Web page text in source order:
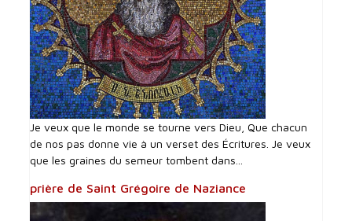
Je veux que le monde se tourne vers Dieu, Que chacun
de nos pas donne vie à un verset des Écritures. Je veux
que les graines du semeur tombent dans...
prière de Saint Grégoire de Naziance